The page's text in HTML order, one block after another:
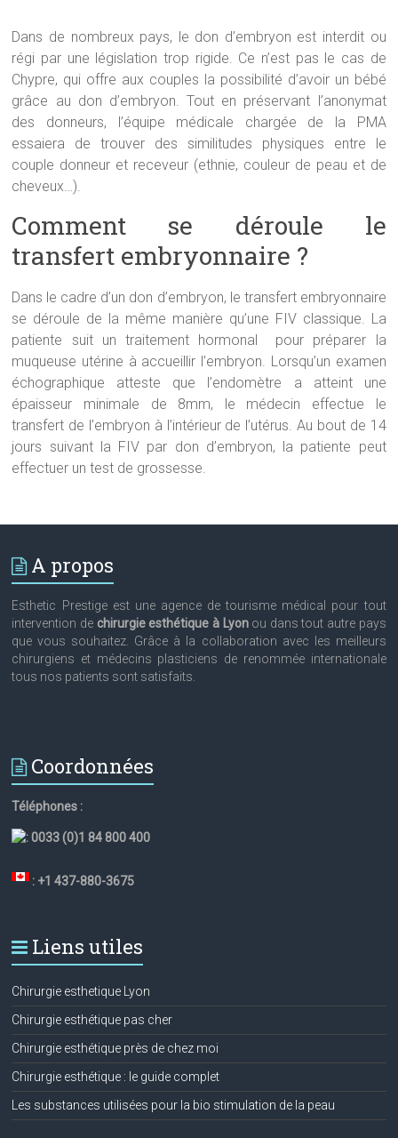
Dans de nombreux pays, le don d’embryon est interdit ou
régi par une législation trop rigide. Ce n’est pas le cas de
Chypre, qui offre aux couples la possibilité d’avoir un bébé
grâce au don d’embryon. Tout en préservant l’anonymat
des donneurs, l’équipe médicale chargée de la PMA
essaiera de trouver des similitudes physiques entre le
couple donneur et receveur (ethnie, couleur de peau et de
cheveux…).
Comment se déroule le
transfert embryonnaire ?
Dans le cadre d’un don d’embryon, le transfert embryonnaire
se déroule de la même manière qu’une FIV classique. La
patiente suit un traitement hormonal pour préparer la
muqueuse utérine à accueillir l’embryon. Lorsqu’un examen
échographique atteste que l’endomètre a atteint une
épaisseur minimale de 8mm, le médecin effectue le
transfert de l’embryon à l’intérieur de l’utérus. Au bout de 14
jours suivant la FIV par don d’embryon, la patiente peut
effectuer un test de grossesse.
A propos
Esthetic Prestige est une agence de tourisme médical pour tout
intervention de chirurgie esthétique à Lyonou dans tout autre pays
que vous souhaitez. Grâce à la collaboration avec les meilleurs
chirurgiens et médecins plasticiens de renommée internationale
tous nos patients sont satisfaits.
Coordonnées
Téléphones :
:0033 (0)1 84 800 400
: +1 437-880-3675
Liens utiles
Chirurgie esthetique Lyon
Chirurgie esthétique pas cher
Chirurgie esthétique près de chez moi
Chirurgie esthétique : le guide complet
Les substances utilisées pour la bio stimulation de la peau